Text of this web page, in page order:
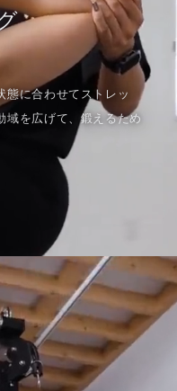
態に合わせてストレッ
域を広げて、鍛えるため